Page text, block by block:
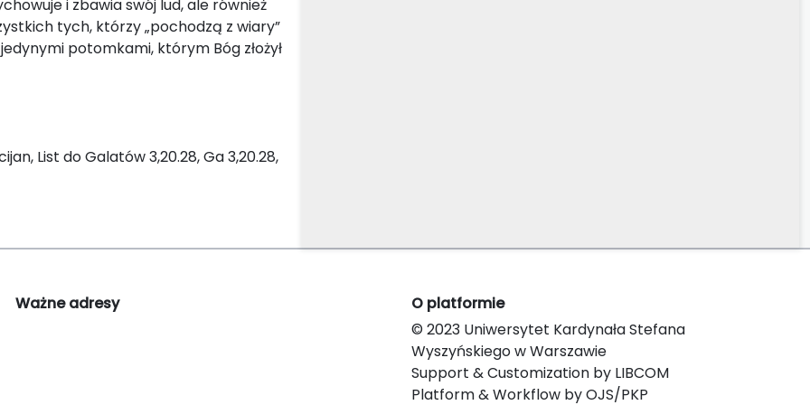
i zbawia swój lud, ale również
tych, którzy „pochodzą z wiary”
potomkami, którym Bóg złożył
List do Galatów 3,20.28, Ga 3,20.28,
Ważne adresy
O platformie
© 2023 Uniwersytet Kardynała Stefana
Wyszyńskiego w Warszawie
Support & Customization by LIBCOM
Platform & Workflow by OJS/PKP